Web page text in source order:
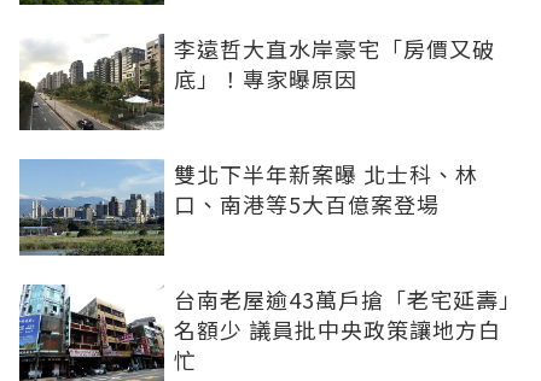
李遠哲大直水岸豪宅「房價又破
底」！專家曝原因
雙北下半年新案曝 北士科、林
口、南港等5大百億案登場
台南老屋逾43萬戶搶「老宅延壽」
名額少 議員批中央政策讓地方白
忙